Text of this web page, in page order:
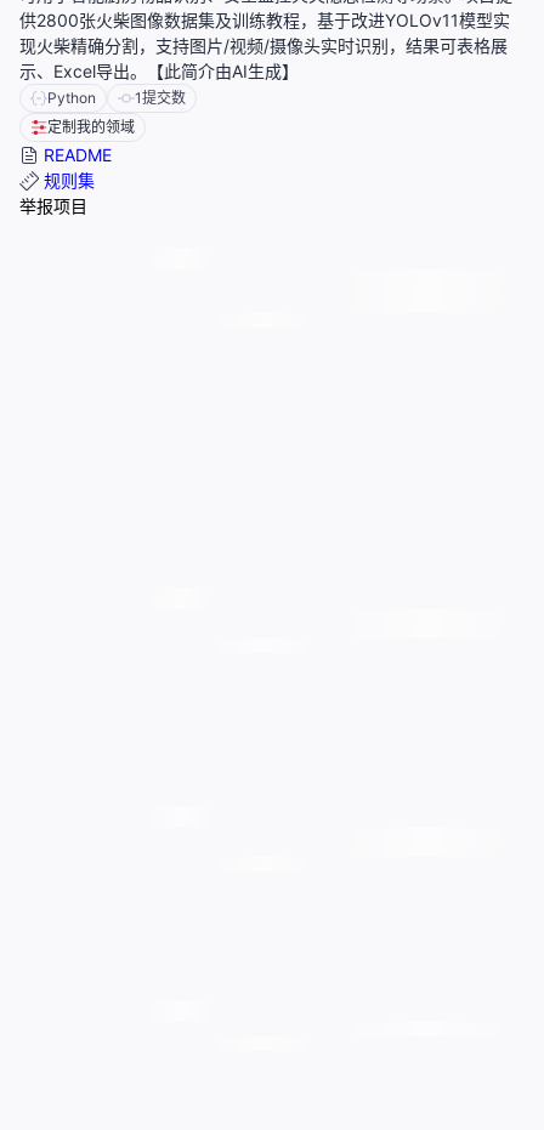
供2800张火柴图像数据集及训练教程，基于改进YOLOv11模型实
现火柴精确分割，支持图片/视频/摄像头实时识别，结果可表格展
示、Excel导出。【此简介由AI生成】
Python 1提交数
定制我的领域
README
规则集
举报项目